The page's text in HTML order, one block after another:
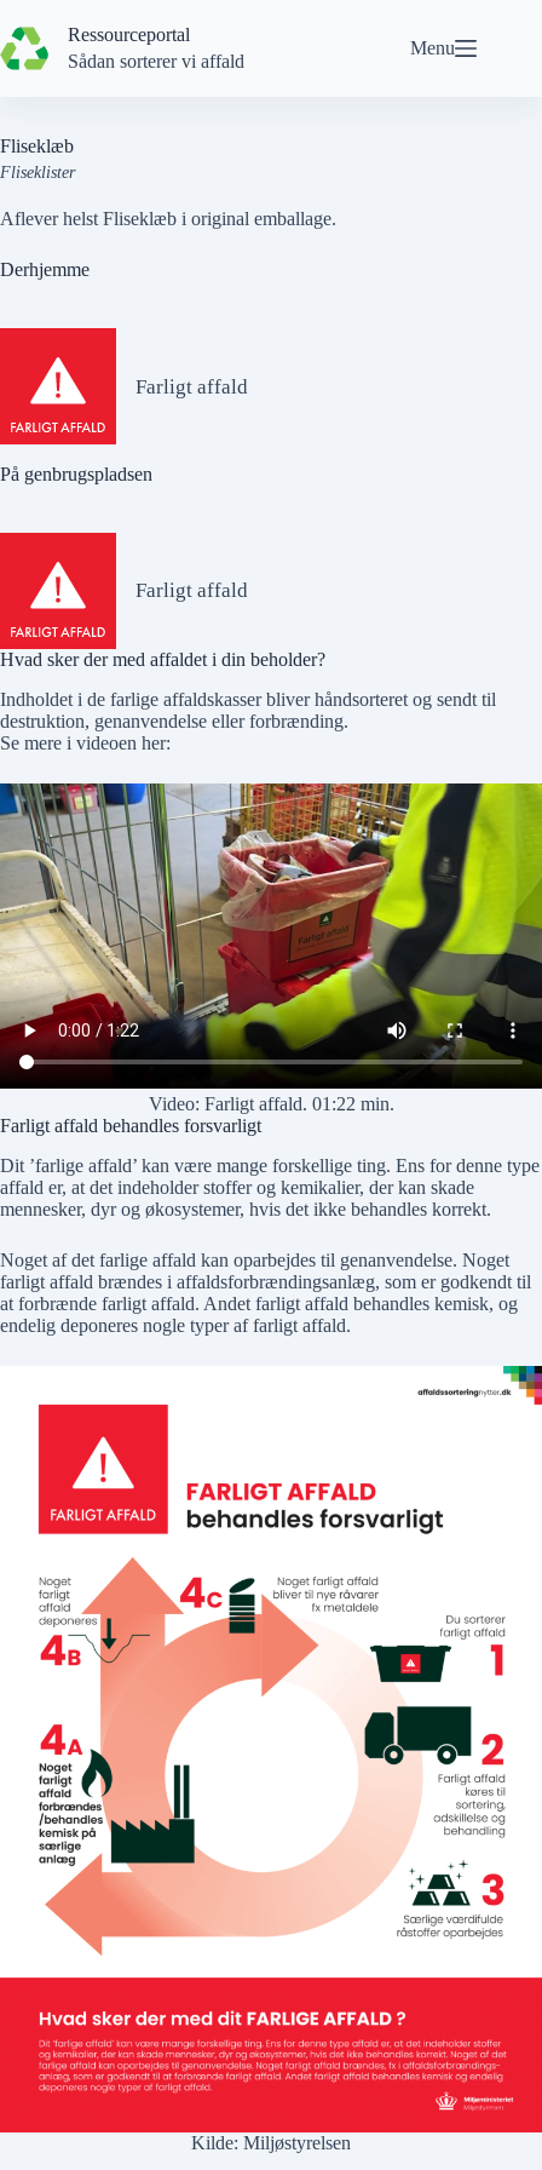
til
indhold
Ressourceportal
Sådan sorterer vi affald
Menu
Fliseklæb
Fliseklister
Aflever helst Fliseklæb i original emballage.
Derhjemme
Farligt affald
På genbrugspladsen
Farligt affald
Hvad sker der med affaldet i din beholder?
Indholdet i de farlige affaldskasser bliver håndsorteret og sendt til
destruktion, genanvendelse eller forbrænding.
Se mere i videoen her:
Video: Farligt affald. 01:22 min.
Farligt affald behandles forsvarligt
Dit ’farlige affald’ kan være mange forskellige ting. Ens for denne type
affald er, at det indeholder stoffer og kemikalier, der kan skade
mennesker, dyr og økosystemer, hvis det ikke behandles korrekt.
Noget af det farlige affald kan oparbejdes til genanvendelse. Noget
farligt affald brændes i affaldsforbrændingsanlæg, som er godkendt til
at forbrænde farligt affald. Andet farligt affald behandles kemisk, og
endelig deponeres nogle typer af farligt affald.
Kilde: Miljøstyrelsen